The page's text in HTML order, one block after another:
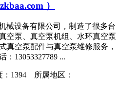
）
械设备有限公司，制造了很多台
空泵、真空泵机组、水环真空泵
真空泵配件与真空泵维修服务，
：13053327789 ...
1394 所属地区：